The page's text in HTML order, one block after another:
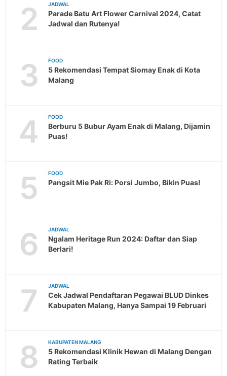
2 JADWAL
Parade Batu Art Flower Carnival 2024, Catat
Jadwal dan Rutenya!
3 FOOD
5 Rekomendasi Tempat Siomay Enak di Kota
Malang
4 FOOD
Berburu 5 Bubur Ayam Enak di Malang, Dijamin
Puas!
5 FOOD
Pangsit Mie Pak Ri: Porsi Jumbo, Bikin Puas!
6 JADWAL
Ngalam Heritage Run 2024: Daftar dan Siap
Berlari!
7 JADWAL
Cek Jadwal Pendaftaran Pegawai BLUD Dinkes
Kabupaten Malang, Hanya Sampai 19 Februari
8 KABUPATEN MALANG
5 Rekomendasi Klinik Hewan di Malang Dengan
Rating Terbaik